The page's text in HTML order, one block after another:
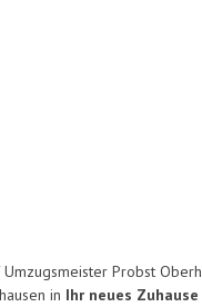
Probst
in Ihr neues